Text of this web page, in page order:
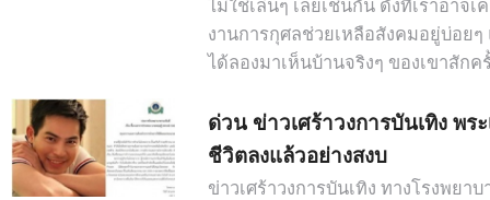
ไม่ใช่เล่นๆ เลยเช่นกัน ดังที่เราอาจ
งานการกุศลช่วยเหลือสังคมอยู่บ่อย
ได้ลองมาเห็นบ้านจริงๆ ของเขาสักค
ด่วน ข่าวเศร้าวงการบันเทิง พร
ชีวิตลงแล้วอย่างสงบ
ข่าวเศร้าวงการบันเทิง ทางโรงพยา